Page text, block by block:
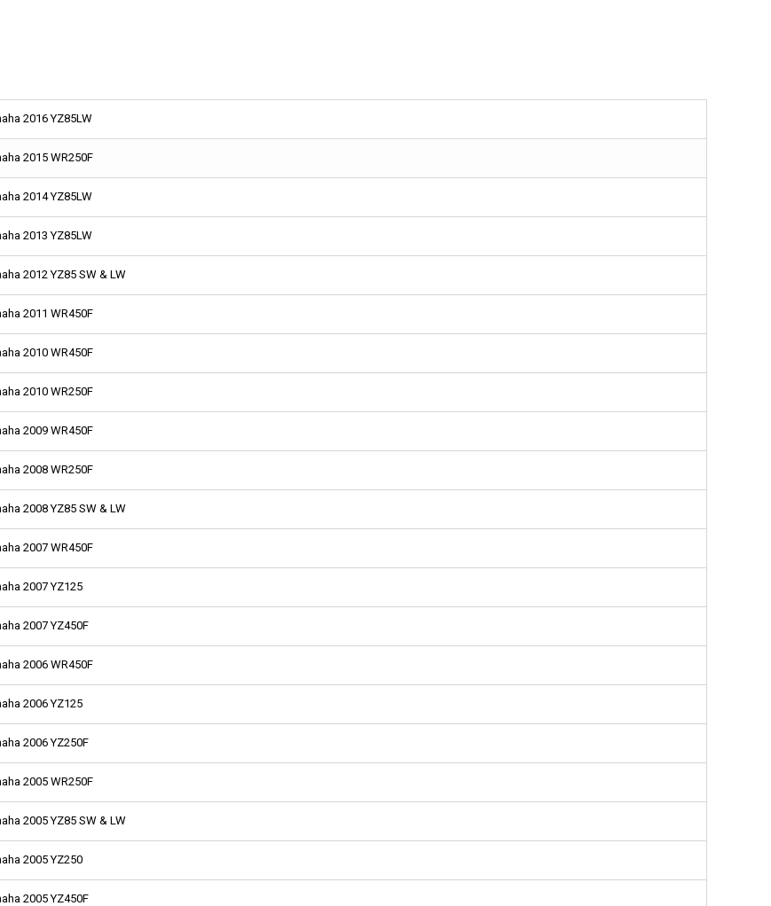
2016 YZ85LW
2015 WR250F
2014 YZ85LW
2013 YZ85LW
2012 YZ85 SW & LW
2011 WR450F
2010 WR450F
2010 WR250F
2009 WR450F
2008 WR250F
2008 YZ85 SW & LW
2007 WR450F
2007 YZ125
2007 YZ450F
2006 WR450F
2006 YZ125
2006 YZ250F
2005 WR250F
2005 YZ85 SW & LW
2005 YZ250
2005 YZ450F